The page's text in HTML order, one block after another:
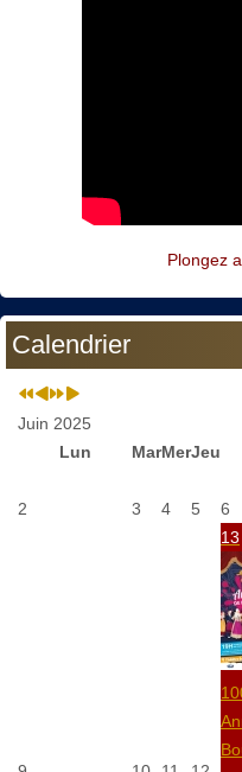
Plongez
Calendrier
Juin 2025
Lun
MarMerJeu
2
3 4 5 6
13